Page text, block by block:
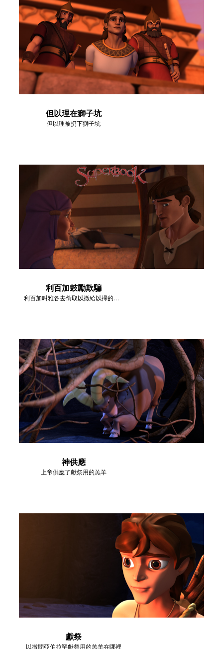
但以理在獅子坑
但以理被扔下獅子坑
利百加鼓勵欺騙
利百加叫雅各去偷取以撒給以掃的祝福
神供應
上帝供應了獻祭用的羔羊
獻祭
以撒問亞伯拉罕獻祭用的羔羊在哪裡